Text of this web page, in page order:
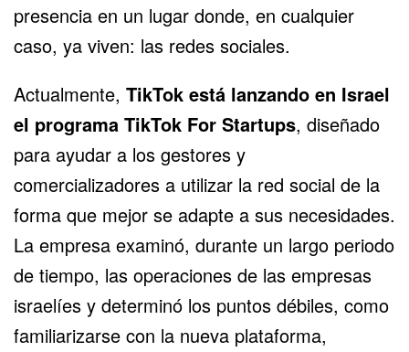
presencia en un lugar donde, en cualquier
caso, ya viven: las redes sociales.
Actualmente, TikTok está lanzando en Israel
el programa TikTok For Startups, diseñado
para ayudar a los gestores y
comercializadores a utilizar la red social de la
forma que mejor se adapte a sus necesidades.
La empresa examinó, durante un largo periodo
de tiempo, las operaciones de las empresas
israelíes y determinó los puntos débiles, como
familiarizarse con la nueva plataforma,